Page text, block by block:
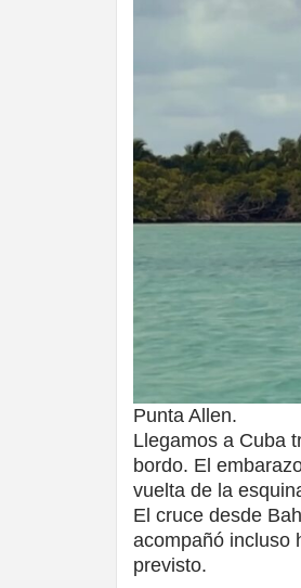
Punta Allen.
Llegamos a Cuba
bordo. El
vuelta de la
El cruce desde
acompañó incluso
previsto.